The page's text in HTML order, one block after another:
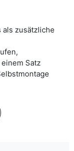
zusätzliche
Satz